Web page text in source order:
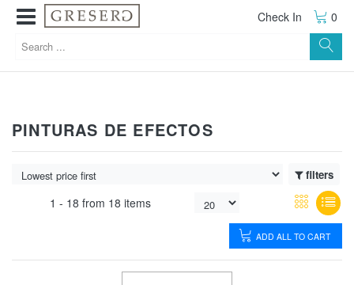
Check In 0
PINTURAS DE EFECTOS
filters
1 - 18 from 18 items
ADD ALL TO CART